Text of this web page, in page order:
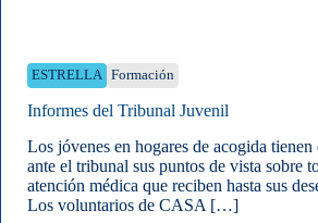
ESTRELLA Formación
Informes del Tribunal Juvenil
Los jóvenes en hogares de acogida tienen
ante el tribunal sus puntos de vista sobre
atención médica que reciben hasta sus
Los voluntarios de CASA […]